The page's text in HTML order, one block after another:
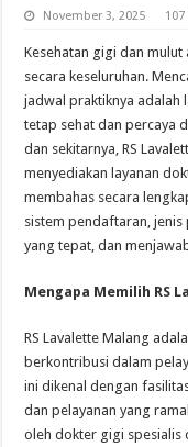
November 3, 2025 107
Kesehatan gigi dan
secara keseluruhan.
jadwal praktiknya adalah
tetap sehat dan percaya
dan sekitarnya, RS
menyediakan layanan
membahas secara
sistem pendaftaran,
yang tepat, dan
Mengapa Memilih RS
RS Lavalette Malang
berkontribusi dalam
ini dikenal dengan
dan pelayanan yang
oleh dokter gigi spesialis